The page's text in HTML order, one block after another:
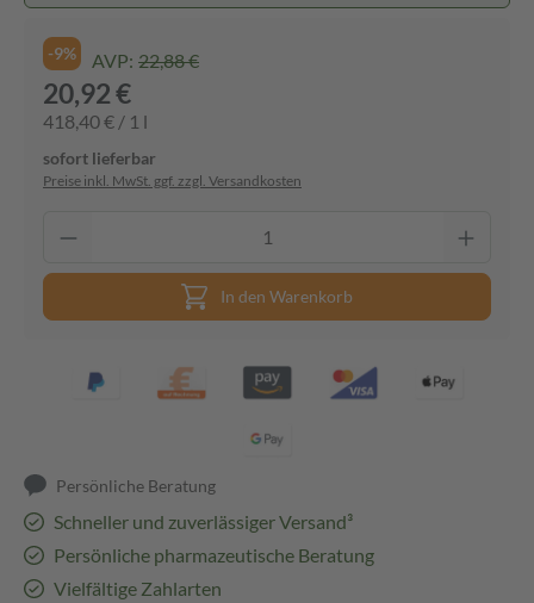
-9% AVP: 22,88 €
20,92 €
418,40 € / 1 l
sofort lieferbar
Preise inkl. MwSt. ggf. zzgl. Versandkosten
In den Warenkorb
Persönliche Beratung
Schneller und zuverlässiger Versand³
Persönliche pharmazeutische Beratung
Vielfältige Zahlarten